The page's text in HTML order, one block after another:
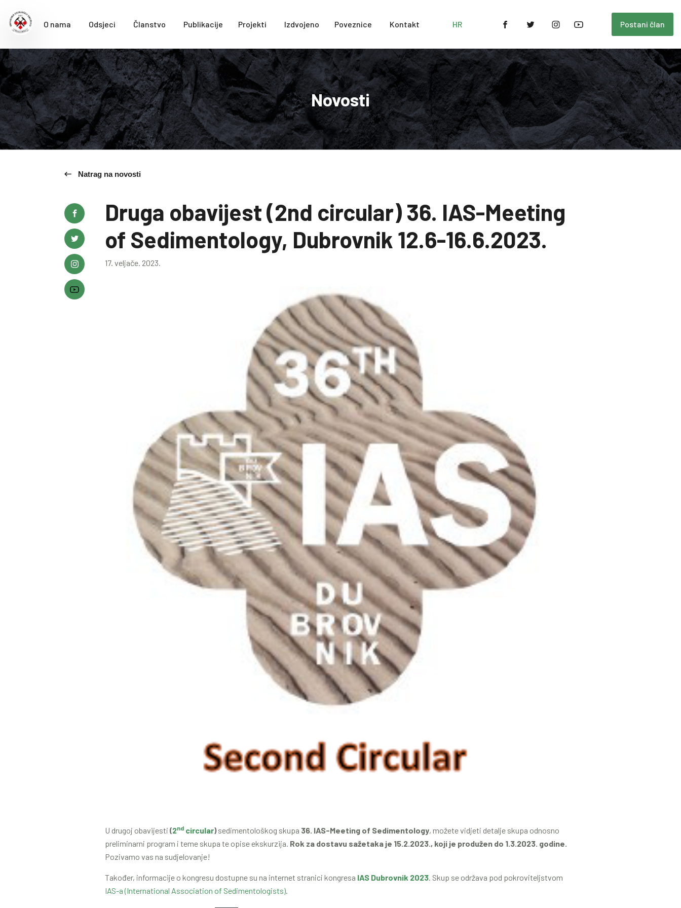
O nama Odsjeci Članstvo Publikacije Projekti Izdvojeno Poveznice Kontakt HR Postani član
Novosti
Natrag na novosti
Druga obavijest (2nd circular) 36. IAS-Meeting
of Sedimentology, Dubrovnik 12.6-16.6.2023.
17. veljače. 2023.
U drugoj obavijesti (2nd circular)sedimentološkog skupa 36. IAS-Meeting of Sedimentology, možete vidjeti detalje skupa odnosno
preliminarni program i teme skupa te opise ekskurzija. Rok za dostavu sažetaka je 15.2.2023., koji je produžen do 1.3.2023. godine.
Pozivamo vas na sudjelovanje!
Također, informacije o kongresu dostupne su na internet stranici kongresa IAS Dubrovnik 2023 . Skup se održava pod pokroviteljstvom
IAS-a (International Association of Sedimentologists)